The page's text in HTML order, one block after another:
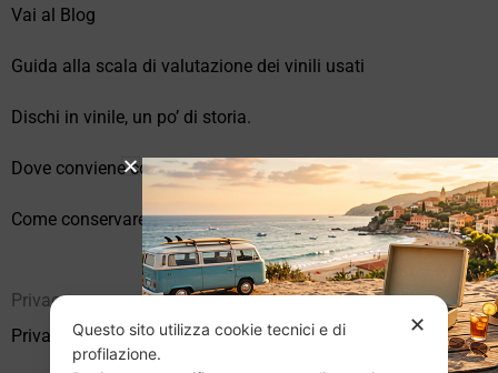
Vai al Blog
Guida alla scala di valutazione dei vinili usati
Dischi in vinile, un po’ di storia.
Dove conviene comprare vinili online?
Come conservare correttamente i vinili usati
Privacy
Privacy Policy
✕
Questo sito utilizza cookie tecnici e di
profilazione.